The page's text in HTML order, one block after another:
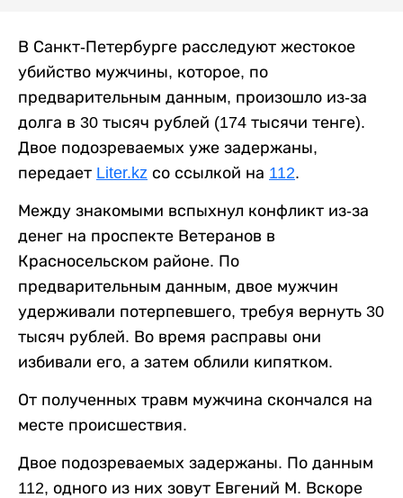
В Санкт-Петербурге расследуют жестокое
убийство мужчины, которое, по
предварительным данным, произошло из-за
долга в 30 тысяч рублей (174 тысячи тенге).
Двое подозреваемых уже задержаны,
передает Liter.kz со ссылкой на 112.
Между знакомыми вспыхнул конфликт из-за
денег на проспекте Ветеранов в
Красносельском районе. По
предварительным данным, двое мужчин
удерживали потерпевшего, требуя вернуть 30
тысяч рублей. Во время расправы они
избивали его, а затем облили кипятком.
От полученных травм мужчина скончался на
месте происшествия.
Двое подозреваемых задержаны. По данным
112, одного из них зовут Евгений М. Вскоре